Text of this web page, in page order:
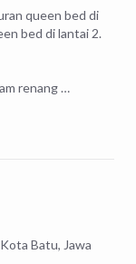
queen bed di
bed di lantai 2.
renang
Batu, Jawa